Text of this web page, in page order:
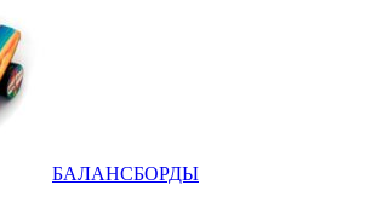
БАЛАНСБОРДЫ